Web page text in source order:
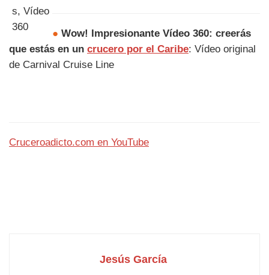
● Wow! Impresionante Vídeo 360: creerás
que estás en un crucero por el Caribe: Vídeo original
de Carnival Cruise Line
Cruceroadicto.com en YouTube
Jesús García